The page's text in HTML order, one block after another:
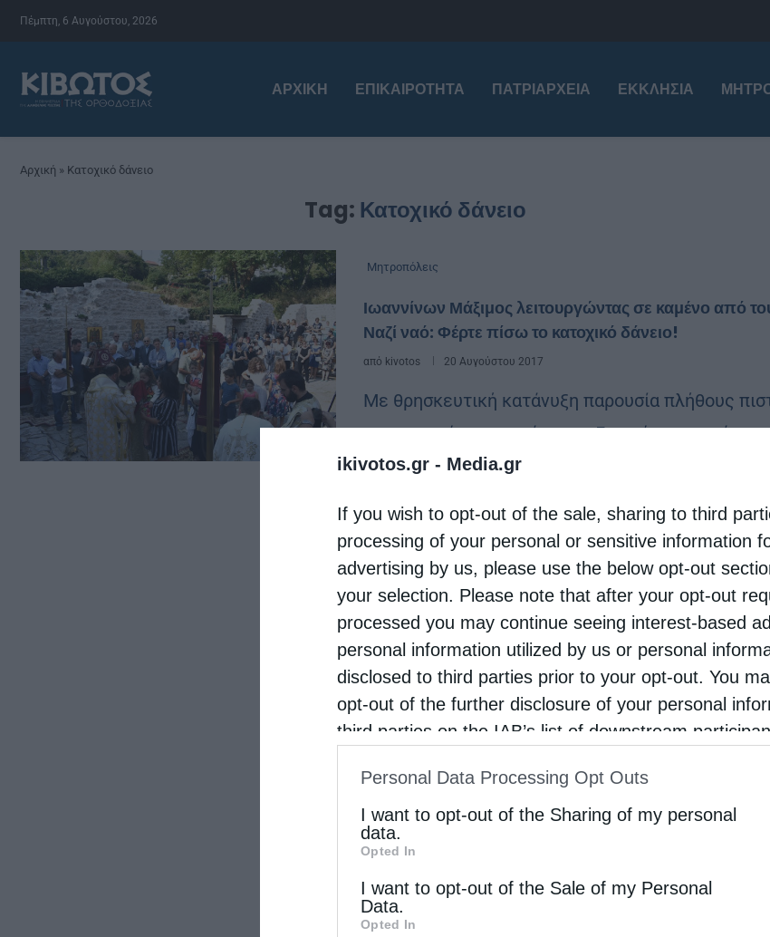
ikivotos.gr - Media.gr
If you wish to opt-out of the sale, sharing to third
processing of your personal or sensitive information
advertising by us, please use the below opt-out
your selection. Please note that after your opt-out
processed you may continue seeing interest-based
personal information utilized by us or personal
disclosed to third parties prior to your opt-out. You
opt-out of the further disclosure of your personal
third parties on the IAB’s list of downstream
IAB’s List of Downstream Participantsthat may
other third parties.
Personal Data Processing Opt Outs
I want to opt-out of the Sharing of my personal
data.
Opted In
I want to opt-out of the Sale of my Personal
Data.
Opted In
Πέμπτη, 6 Αυγούστου, 2026
ΑΡΧΙΚΉ ΕΠΙΚΑΙΡΌΤΗΤΑ ΠΑΤΡΙΑΡΧΕΊΑ ΕΚΚΛΗΣΊΑ
Αρχική » Κατοχικό δάνειο
Tag: Κατοχικό δάνειο
Μητροπόλεις
Ιωαννίνων Μάξιμος λειτουργώντας σε καμένο από
Ναζί ναό: Φέρτε πίσω το κατοχικό δάνειο!
από kivotos 20 Αυγούστου 2017
Με θρησκευτική κατάνυξη παρουσία πλήθους
και με μηνύματα κατά του ναζισμού, αναφορά στο
κατοχικό δάνειο και στις γερμανικές
κήρυγμα του, τελέστηκε …